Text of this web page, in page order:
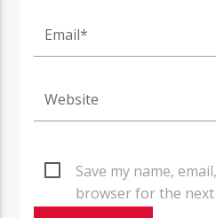
Save my name,
browser for the